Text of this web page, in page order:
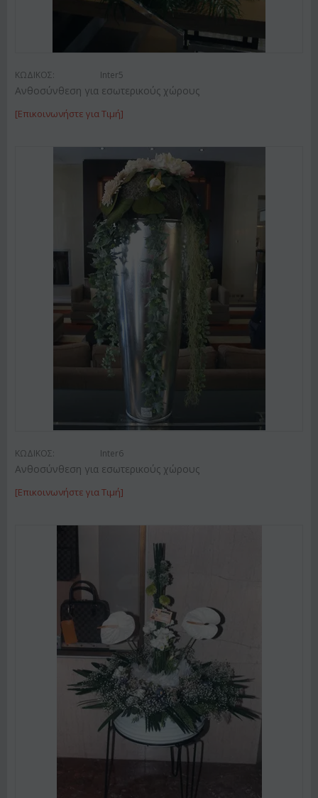
ΚΩΔΙΚΟΣ: Inter5
Ανθοσύνθεση για εσωτερικούς χώρους
[Επικοινωνήστε για Τιμή]
ΚΩΔΙΚΟΣ: Inter6
Ανθοσύνθεση για εσωτερικούς χώρους
[Επικοινωνήστε για Τιμή]